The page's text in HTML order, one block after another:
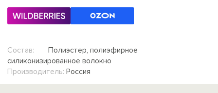
Состав:
Полиэстер, полиэфирное
силиконизированное волокно
Производитель: Россия